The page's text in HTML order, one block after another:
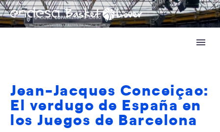
Jean-Jacques Conceiçao:
El verdugo de España en
los Juegos de Barcelona